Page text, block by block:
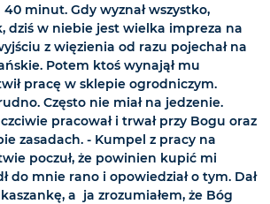
40 minut. Gdy wyznał wszystko,
dziś w niebie jest wielka impreza na
z więzienia od razu pojechał na
Potem ktoś wynajął mu
pracę w sklepie ogrodniczym.
Często nie miał na jedzenie.
pracował i trwał przy Bogu oraz
zasadach. - Kumpel z pracy na
poczuł, że powinien kupić mi
do mnie rano i opowiedział o tym. Dał
a ja zrozumiałem, że Bóg